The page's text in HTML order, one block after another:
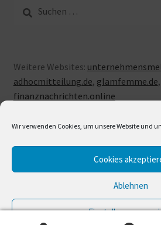
Wir verwenden Cookies, um unsere Website und
Cookies
Ablehnen
Einstellungen
nach:
Weitere Websites:
adhocmitteilung.de, glamfemme.de,
finanznachrichten.online
© LUXUSLOVE 2026
Erstellt mit Storefront &